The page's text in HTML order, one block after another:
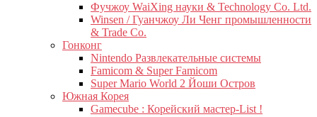
Фучжоу WaiXing науки & Technology Co. Ltd.
Winsen / Гуанчжоу Ли Ченг промышленности
& Trade Co.
Гонконг
Nintendo Развлекательные системы
Famicom & Super Famicom
Super Mario World 2 Йоши Остров
Южная Корея
Gamecube : Корейский мастер-List !